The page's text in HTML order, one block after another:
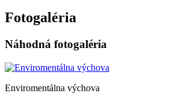
Fotogaléria
Náhodná fotogaléria
Enviromentálna výchova